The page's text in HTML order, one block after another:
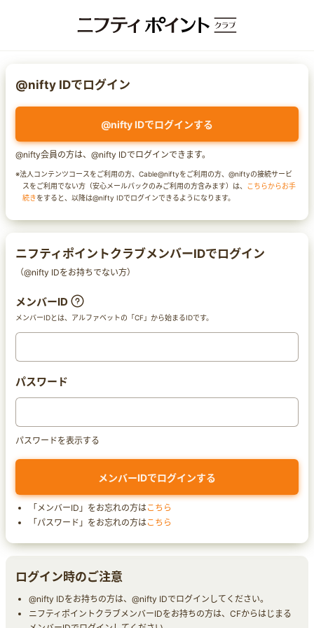
@nifty IDでログイン
@nifty IDでログインする
@nifty会員の方は、@nifty IDでログインできます。
※法人コンテンツコースをご利用の方、Cable@niftyをご利用の方、@niftyの接続サービ
スをご利用でない方（安心メールパックのみご利用の方含みます）は、 こちらからお手
続きをすると、以降は@nifty IDでログインできるようになります。
ニフティポイントクラブメンバーIDでログイン
（@nifty IDをお持ちでない方）
メンバーID
メンバーIDとは、アルファベットの「CF」から始まるIDです。
パスワード
パスワードを表示する
「メンバーID」をお忘れの方はこちら
「パスワード」をお忘れの方はこちら
ログイン時のご注意
@nifty IDをお持ちの方は、@nifty IDでログインしてください。
ニフティポイントクラブメンバーIDをお持ちの方は、CFからはじまる